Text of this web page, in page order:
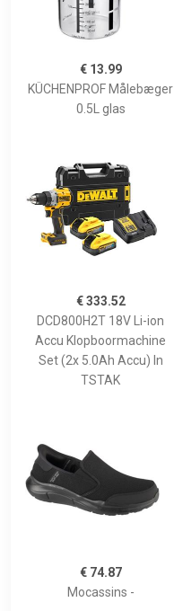
€ 13.99
KÜCHENPROF Målebæger
0.5L glas
€ 333.52
DCD800H2T 18V Li-ion
Accu Klopboormachine
Set (2x 5.0Ah Accu) In
TSTAK
€ 74.87
Mocassins -